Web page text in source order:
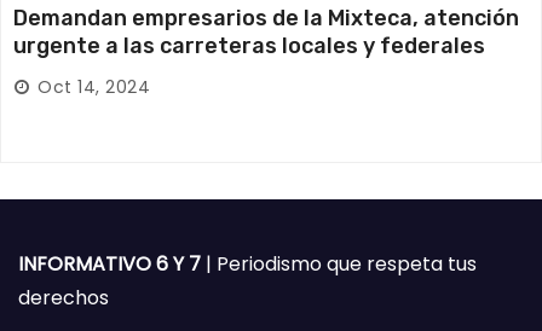
Demandan empresarios de la Mixteca, atención
urgente a las carreteras locales y federales
Oct 14, 2024
INFORMATIVO 6 Y 7 | Periodismo que respeta tus
derechos